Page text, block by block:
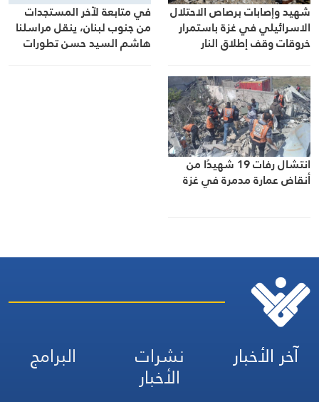
شهيد وإصابات برصاص الاحتلال
الاسرائيلي في غزة باستمرار
خروقات وقف إطلاق النار
في متابعة لآخر المستجدات
من جنوب لبنان، ينقل مراسلنا
هاشم السيد حسن تطورات
انتشال رفات 19 شهيدًا من
أنقاض عمارة مدمرة في غزة
آخر الأخبار نشرات
الأخبار
البرامج